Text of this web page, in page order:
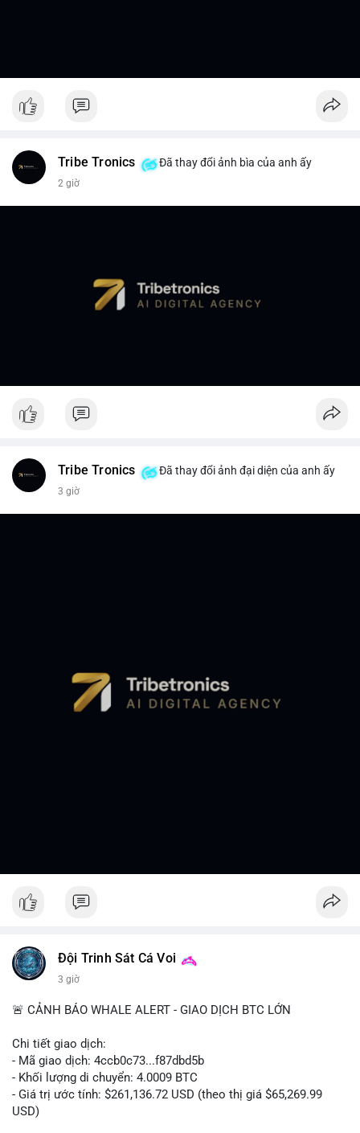
Tribe Tronics Đã thay đổi ảnh bìa của anh ấy
2 giờ
Tribe Tronics Đã thay đổi ảnh đại diện của anh ấy
3 giờ
Đội Trinh Sát Cá Voi
3 giờ
🚨 CẢNH BÁO WHALE ALERT - GIAO DỊCH BTC LỚN
Chi tiết giao dịch:
- Mã giao dịch: 4ccb0c73...f87dbd5b
- Khối lượng di chuyển: 4.0009 BTC
- Giá trị ước tính: $261,136.72 USD (theo thị giá $65,269.99
USD)